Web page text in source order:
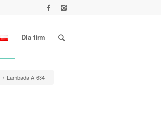
Dla firm
/ Lambada A-634